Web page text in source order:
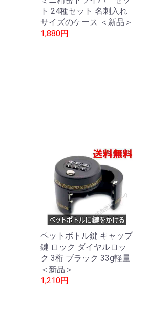
ト 24種セット 名刺入れ
サイズのケース ＜新品＞
1,880円
ペットボトル鍵 キャップ
鍵 ロック ダイヤルロッ
ク 3桁 ブラック 33g軽量
＜新品＞
1,210円